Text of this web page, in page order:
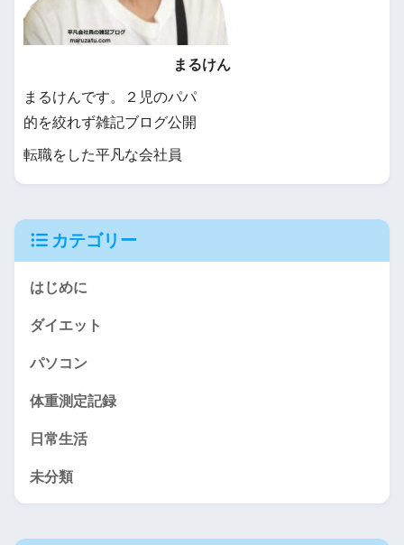
まるけん
まるけんです。２児のパパ
的を絞れず雑記ブログ公開
転職をした平凡な会社員
カテゴリー
はじめに
ダイエット
パソコン
体重測定記録
日常生活
未分類